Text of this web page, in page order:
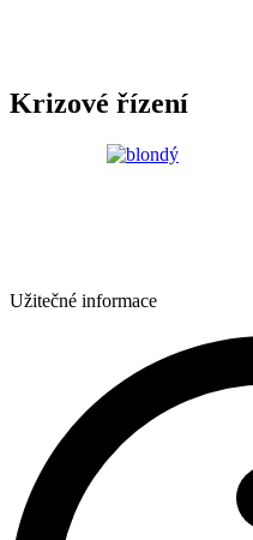
Krizové řízení
Užitečné informace